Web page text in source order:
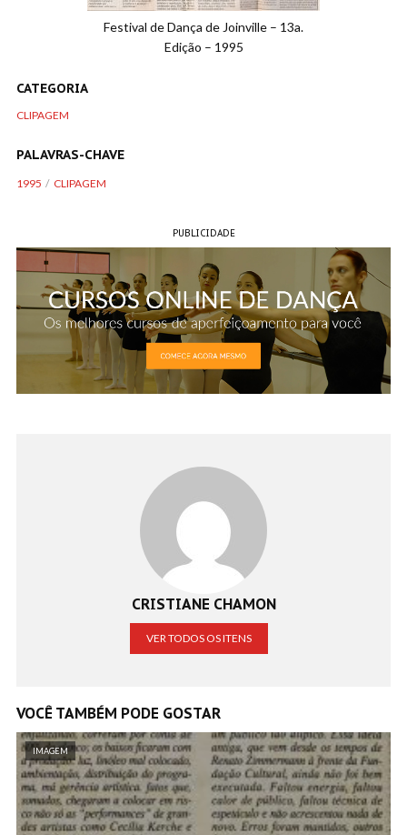
Festival de Dança de Joinville – 13a.
Edição – 1995
CATEGORIA
CLIPAGEM
PALAVRAS-CHAVE
1995 CLIPAGEM
PUBLICIDADE
CRISTIANE CHAMON
VER TODOS OS ITENS
VOCÊ TAMBÉM PODE GOSTAR
IMAGEM